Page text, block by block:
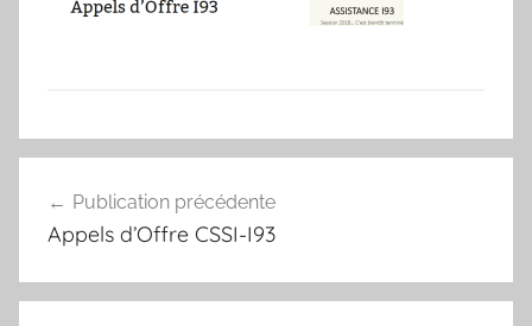
de
Publication précédente
Appels d’Offre CSSI-I93